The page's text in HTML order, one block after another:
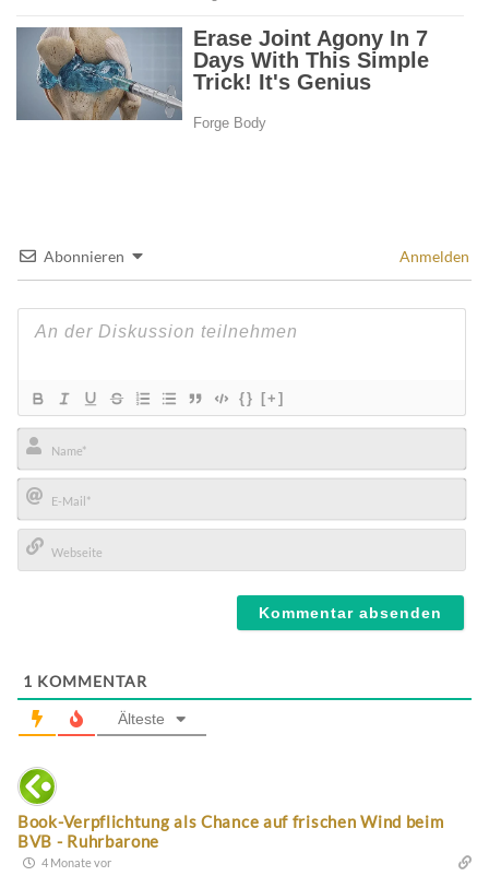
Abonnieren Anmelden
{} [+]
Name*
E-
Mail*
1 KOMMENTAR
Älteste
Book-Verpflichtung als Chance auf frischen Wind beim
BVB - Ruhrbarone
4 Monate vor